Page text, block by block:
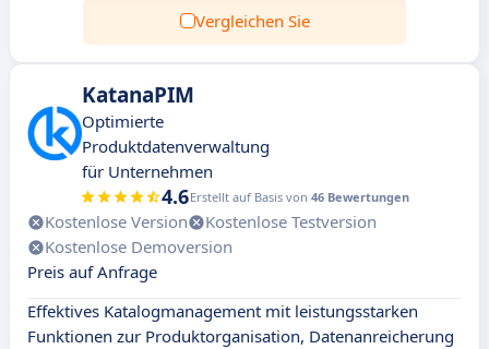
Vergleichen Sie
KatanaPIM
Optimierte
Produktdatenverwaltung
für Unternehmen
4.6Erstellt auf Basis von 46 Bewertungen
Kostenlose Version
Kostenlose Testversion
Kostenlose Demoversion
Preis auf Anfrage
Effektives Katalogmanagement mit leistungsstarken
Funktionen zur Produktorganisation, Datenanreicherung